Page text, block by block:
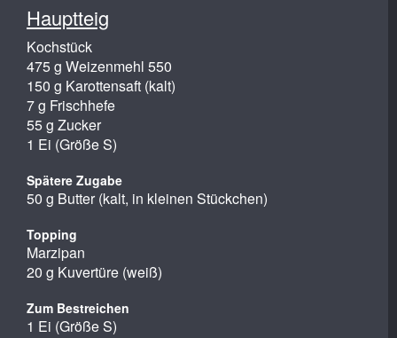
Hauptteig
Kochstück
475 g Weizenmehl 550
150 g Karottensaft (kalt)
7 g Frischhefe
55 g Zucker
1 Ei (Größe S)
Spätere Zugabe
50 g Butter (kalt, in kleinen Stückchen)
Topping
Marzipan
20 g Kuvertüre (weiß)
Zum Bestreichen
1 Ei (Größe S)